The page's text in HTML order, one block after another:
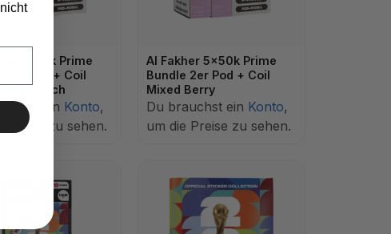
5x50k Prime
2er Pod + Coil
Punch
ein Konto,
Preise zu sehen.
Al Fakher 5x50k Prime
Bundle 2er Pod + Coil
Mixed Berry
Du brauchst ein Konto,
um die Preise zu sehen.